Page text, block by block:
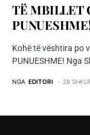
TË MBILLET
Kohë të vështira po
PUNUESHME! Nga
NGA EDITORI 28